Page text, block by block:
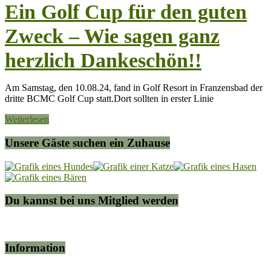
Ein Golf Cup für den guten
Zweck – Wie sagen ganz
herzlich Dankeschön!!
Am Samstag, den 10.08.24, fand in Golf Resort in Franzensbad der
dritte BCMC Golf Cup statt.Dort sollten in erster Linie
Weiterlesen
Unsere Gäste suchen ein Zuhause
Du kannst bei uns Mitglied werden
Information